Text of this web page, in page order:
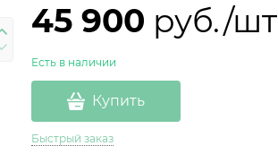
45 900 руб./шт
Есть в наличии
Купить
Быстрый заказ